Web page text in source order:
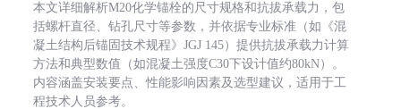
本文详细解析M20化学锚栓的尺寸规格和抗拔承载力，包
括螺杆直径、钻孔尺寸等参数，并依据专业标准（如《混
凝土结构后锚固技术规程》JGJ 145）提供抗拔承载力计算
方法和典型数值（如混凝土强度C30下设计值约80kN）。
内容涵盖安装要点、性能影响因素及选型建议，适用于工
程技术人员参考。